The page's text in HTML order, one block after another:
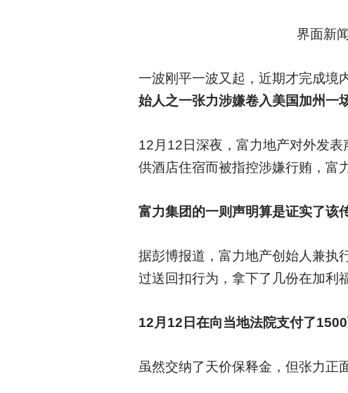
界面新
一波刚平一波又起，近期才完成
始人之一张力涉嫌卷入美国加州一
12 月12日深夜，富力地产对外发
供酒店住宿而被指控涉嫌行贿，富
富力集团的一则声明算是证实了该
据彭博报道，富力地产创始人兼执
过送回扣行为，拿下了几份在加利
12月12日在向当地法院支付了
虽然交纳了天价保释金，但张力正